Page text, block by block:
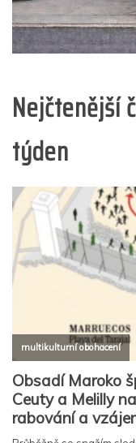
Nejčtenější
týden